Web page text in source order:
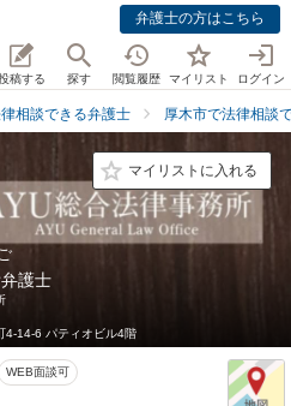
弁護士の方はこちら
稿する 探す 閲覧履歴 マイリスト ログイン
相談できる弁護士 厚木市で法律相談
マイリストに入れる
弁護士
4-14-6 パティオビル4階
WEB面談可